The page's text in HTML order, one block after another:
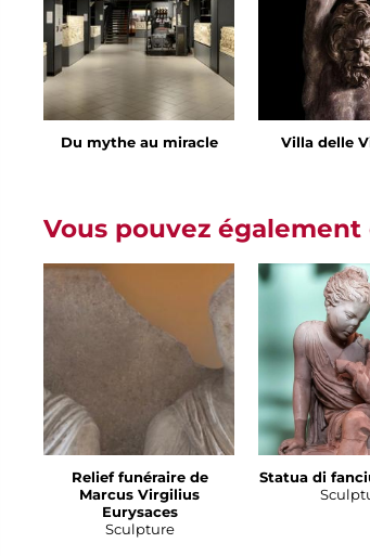
Du mythe au miracle Villa delle
Vous pouvez
Relief funéraire de
Marcus Virgilius
Eurysaces
Sculpture
Statua di